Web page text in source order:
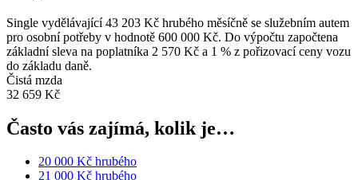
Single vydělávající 43 203 Kč hrubého měsíčně se služebním autem
pro osobní potřeby v hodnotě 600 000 Kč. Do výpočtu započtena
základní sleva na poplatníka 2 570 Kč a 1 % z pořizovací ceny vozu
do základu daně.
Čistá mzda
32 659 Kč
Často vás zajímá, kolik je…
20 000 Kč hrubého
21 000 Kč hrubého